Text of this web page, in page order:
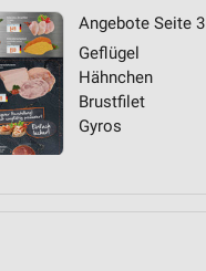
Angebote Seite 3
Geflügel
Hähnchen
Brustfilet
Gyros